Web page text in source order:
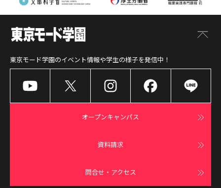
東京モード学園のイベント情報や学生の様子を発信中！
オープンキャンパス
資料請求
問合せ・アクセス